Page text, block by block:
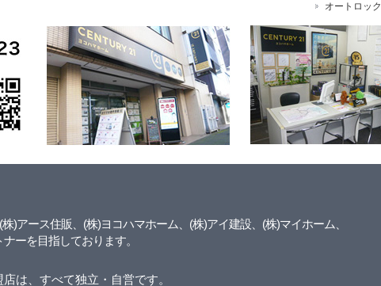
オートロック
アース住販、(株)ヨコハマホーム、(株)アイ建設、(株)マイホーム、
ーを目指しております。
は、すべて独立・自営です。